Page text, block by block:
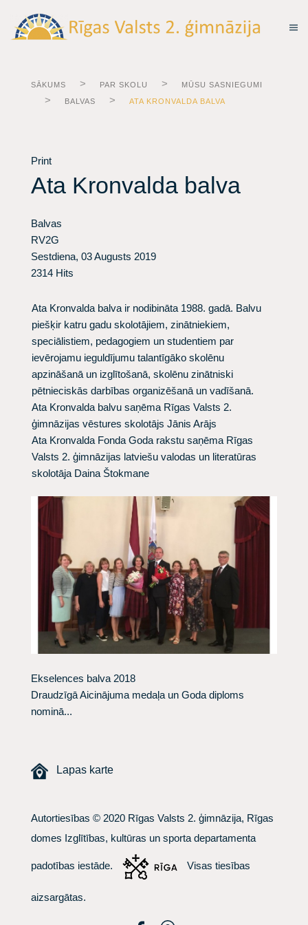
SĀKUMS PAR SKOLU
MŪSU SASNIEGUMI
BALVAS
ATA KRONVALDA BALVA
Print
Ata Kronvalda balva
Balvas
RV2G
Sestdiena, 03 Augusts 2019
2314 Hits
Ata Kronvalda balva ir nodibināta 1988. gadā. Balvu
piešķir katru gadu skolotājiem, zinātniekiem,
speciālistiem, pedagogiem un studentiem par
ievērojamu ieguldījumu talantīgāko skolēnu
apzināšanā un izglītošanā, skolēnu zinātniski
pētnieciskās darbības organizēšanā un vadīšanā.
Ata Kronvalda balvu saņēma Rīgas Valsts 2.
ģimnāzijas vēstures skolotājs Jānis Arājs
Ata Kronvalda Fonda Goda rakstu saņēma Rīgas
Valsts 2. ģimnāzijas latviešu valodas un literatūras
skolotāja Daina Štokmane
Ekselences balva 2018
Draudzīgā Aicinājuma medaļa un Goda diploms
nominā...
Lapas karte
Autortiesības © 2020 Rīgas Valsts 2. ģimnāzija, Rīgas
domes Izglītības, kultūras un sporta departamenta
padotības iestāde. Visas tiesības
aizsargātas.